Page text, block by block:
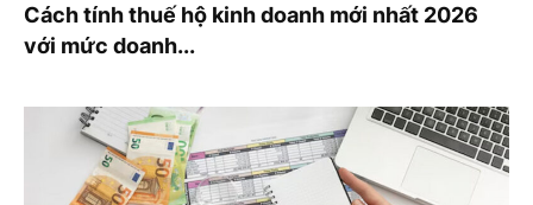
Cách tính thuế hộ kinh doanh mới nhất 2026
với mức doanh...